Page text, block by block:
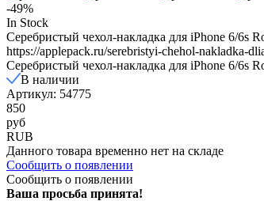
-49%
In Stock
Серебристый чехол-накладка для iPhone 6/6s
https://applepack.ru/serebristyi-chehol-nakladka-
Серебристый чехол-накладка для iPhone 6/6s
В наличии
Артикул: 54775
850
руб
RUB
Данного товара временно нет на складе
Сообщить о появлении
Сообщить о появлении
Ваша просьба принята!